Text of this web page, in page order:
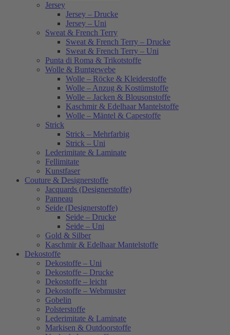
Jersey
Jersey – Drucke
Jersey – Uni
Sweat & French Terry
Sweat & French Terry – Drucke
Sweat & French Terry – Uni
Punta di Roma & Trikotstoffe
Wolle & Buntgewebe
Wolle – Röcke & Kleiderstoffe
Wolle – Anzug & Kostümstoffe
Wolle – Jacken & Blousonstoffe
Kaschmir & Edelhaar Mantelstoffe
Wolle – Mäntel & Capestoffe
Strick
Strick – Mehrfarbig
Strick – Uni
Lederimitate & Laminate
Fellimitate
Kunstfaser
Couture & Designerstoffe
Jacquards (Designerstoffe)
Panneau
Seide (Designerstoffe)
Seide – Drucke
Seide – Uni
Gold & Silber
Kaschmir & Edelhaar Mantelstoffe
Dekostoffe
Dekostoffe – Uni
Dekostoffe – Drucke
Dekostoffe – leicht
Dekostoffe – Webmuster
Gobelin
Polsterstoffe
Lederimitate & Laminate
Markisen & Outdoorstoffe